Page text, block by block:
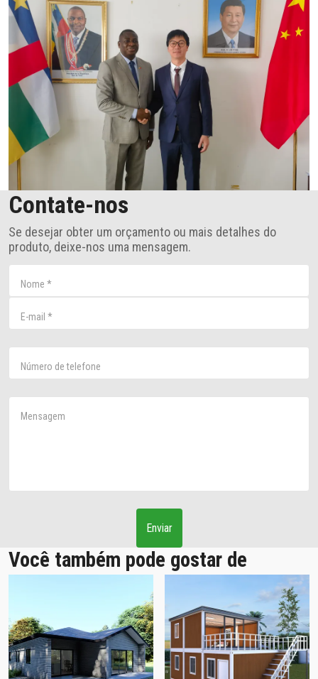
Contate-nos
Se desejar obter um orçamento ou mais detalhes do
produto, deixe-nos uma mensagem.
Nome *
E-mail *
Número de telefone
Mensagem
Enviar
Você também pode gostar de